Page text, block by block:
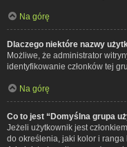
Na górę
Dlaczego niektóre nazwy
Możliwe, że administrator
identyfikowanie członków tej
Na górę
Co to jest “Domyślna grupa
Jeżeli użytkownik jest
do określenia, jaki kolor i